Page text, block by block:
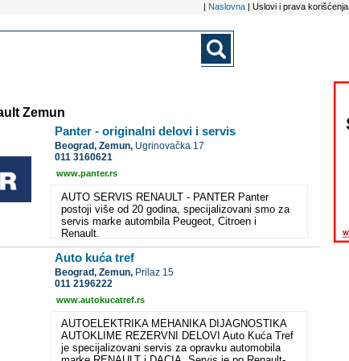
| Naslovna | Uslovi i prava korišćenja
Zemun
Panter - originalni delovi i servis
Beograd,Zemun, Ugrinovačka 17
011 3160621
www.panter.rs
AUTO SERVIS RENAULT - PANTER Panter
postoji više od 20 godina, specijalizovani smo za
servis marke autombila Peugeot, Citroen i
Renault.
Auto kuća tref
Beograd,Zemun, Prilaz 15
011 2196222
www.autokucatref.rs
AUTOELEKTRIKA MEHANIKA DIJAGNOSTIKA
AUTOKLIME REZERVNI DELOVI Auto Kuća Tref
je specijalizovani servis za opravku automobila